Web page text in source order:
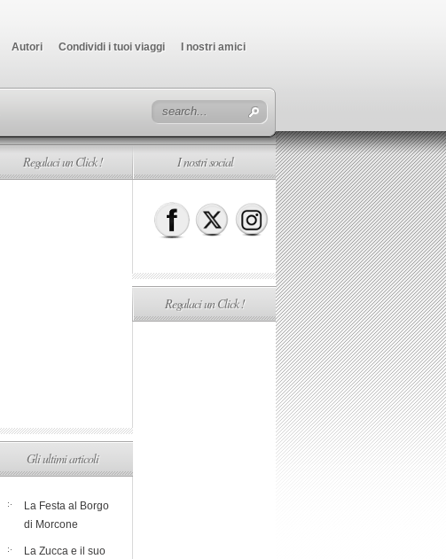
Autori Condividi i tuoi viaggi I nostri amici
Regalaci un Click !
Gli ultimi articoli
La Festa al Borgo
di Morcone
La Zucca e il suo
I nostri social
Regalaci un Click !